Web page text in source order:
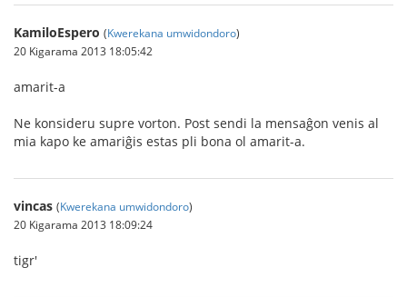
KamiloEspero (Kwerekana umwidondoro)
20 Kigarama 2013 18:05:42
amarit-a
Ne konsideru supre vorton. Post sendi la mensaĝon venis al
mia kapo ke amariĝis estas pli bona ol amarit-a.
vincas (Kwerekana umwidondoro)
20 Kigarama 2013 18:09:24
tigr'